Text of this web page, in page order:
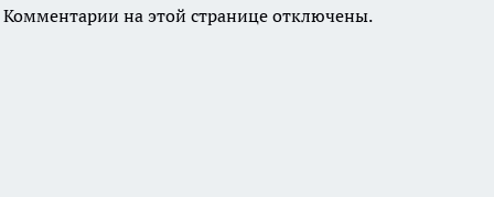
Комментарии на этой странице отключены.